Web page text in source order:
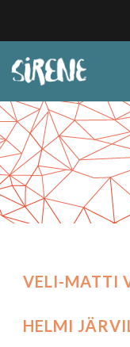
VELI-MATTI
HELMI